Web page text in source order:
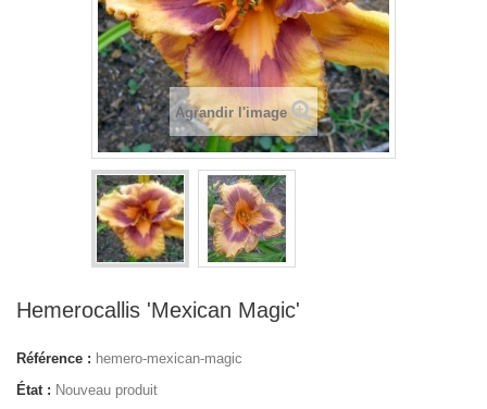
Agrandir l'image
Hemerocallis 'Mexican Magic'
Référence : hemero-mexican-magic
État : Nouveau produit